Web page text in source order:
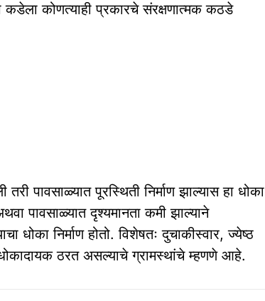
कडेला कोणत्याही प्रकारचे संरक्षणात्मक कठडे
पावसाळ्यात पूरस्थिती निर्माण झाल्यास हा धोका
पावसाळ्यात दृश्यमानता कमी झाल्याने
धोका निर्माण होतो. विशेषतः दुचाकीस्वार, ज्येष्ठ
धोकादायक ठरत असल्याचे ग्रामस्थांचे म्हणणे आहे.